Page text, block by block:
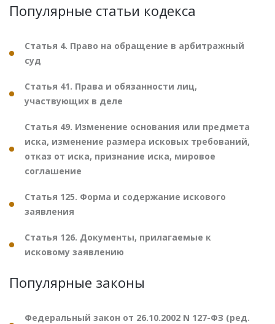
Популярные статьи кодекса
Статья 4. Право на обращение в арбитражный
суд
Статья 41. Права и обязанности лиц,
участвующих в деле
Статья 49. Изменение основания или предмета
иска, изменение размера исковых требований,
отказ от иска, признание иска, мировое
соглашение
Статья 125. Форма и содержание искового
заявления
Статья 126. Документы, прилагаемые к
исковому заявлению
Популярные законы
Федеральный закон от 26.10.2002 N 127-ФЗ (ред.